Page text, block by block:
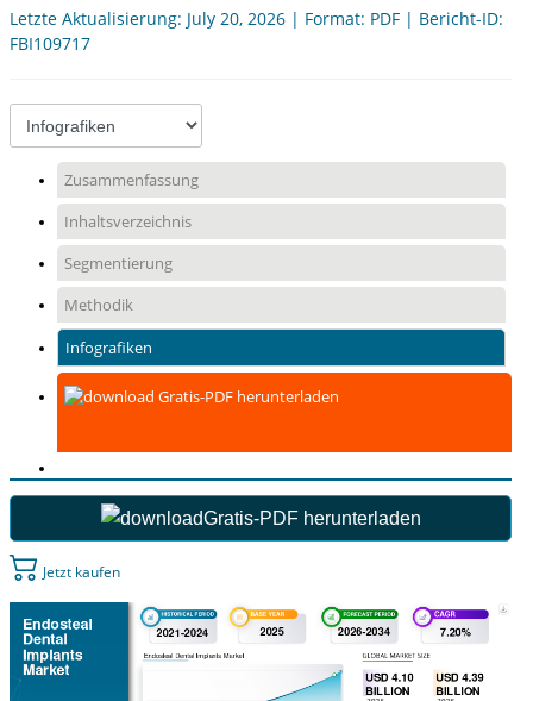
Letzte Aktualisierung: July 20, 2026 | Format: PDF | Bericht-ID:
FBI109717
Zusammenfassung
Inhaltsverzeichnis
Segmentierung
Methodik
Infografiken
Gratis-PDF herunterladen
Gratis-PDF herunterladen
Jetzt kaufen